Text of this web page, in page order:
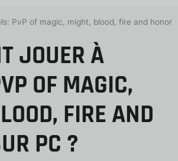
PvP of magic, might, blood, fire and honor
JOUER À
OF MAGIC,
FIRE AND
PC ?